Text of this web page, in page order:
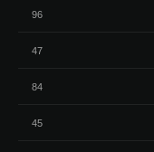
96
47
84
45